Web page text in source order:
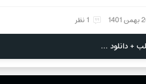
1 نظر
+ دانلود ...